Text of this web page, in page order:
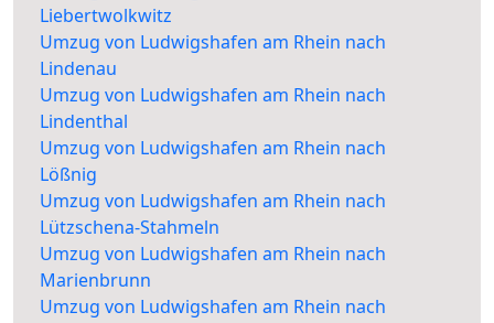
Liebertwolkwitz
Umzug von Ludwigshafen am Rhein nach
Lindenau
Umzug von Ludwigshafen am Rhein nach
Lindenthal
Umzug von Ludwigshafen am Rhein nach
Lößnig
Umzug von Ludwigshafen am Rhein nach
Lützschena-Stahmeln
Umzug von Ludwigshafen am Rhein nach
Marienbrunn
Umzug von Ludwigshafen am Rhein nach